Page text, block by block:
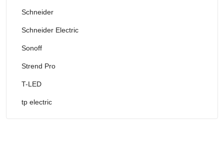
Schneider
Schneider Electric
Sonoff
Strend Pro
T-LED
tp electric